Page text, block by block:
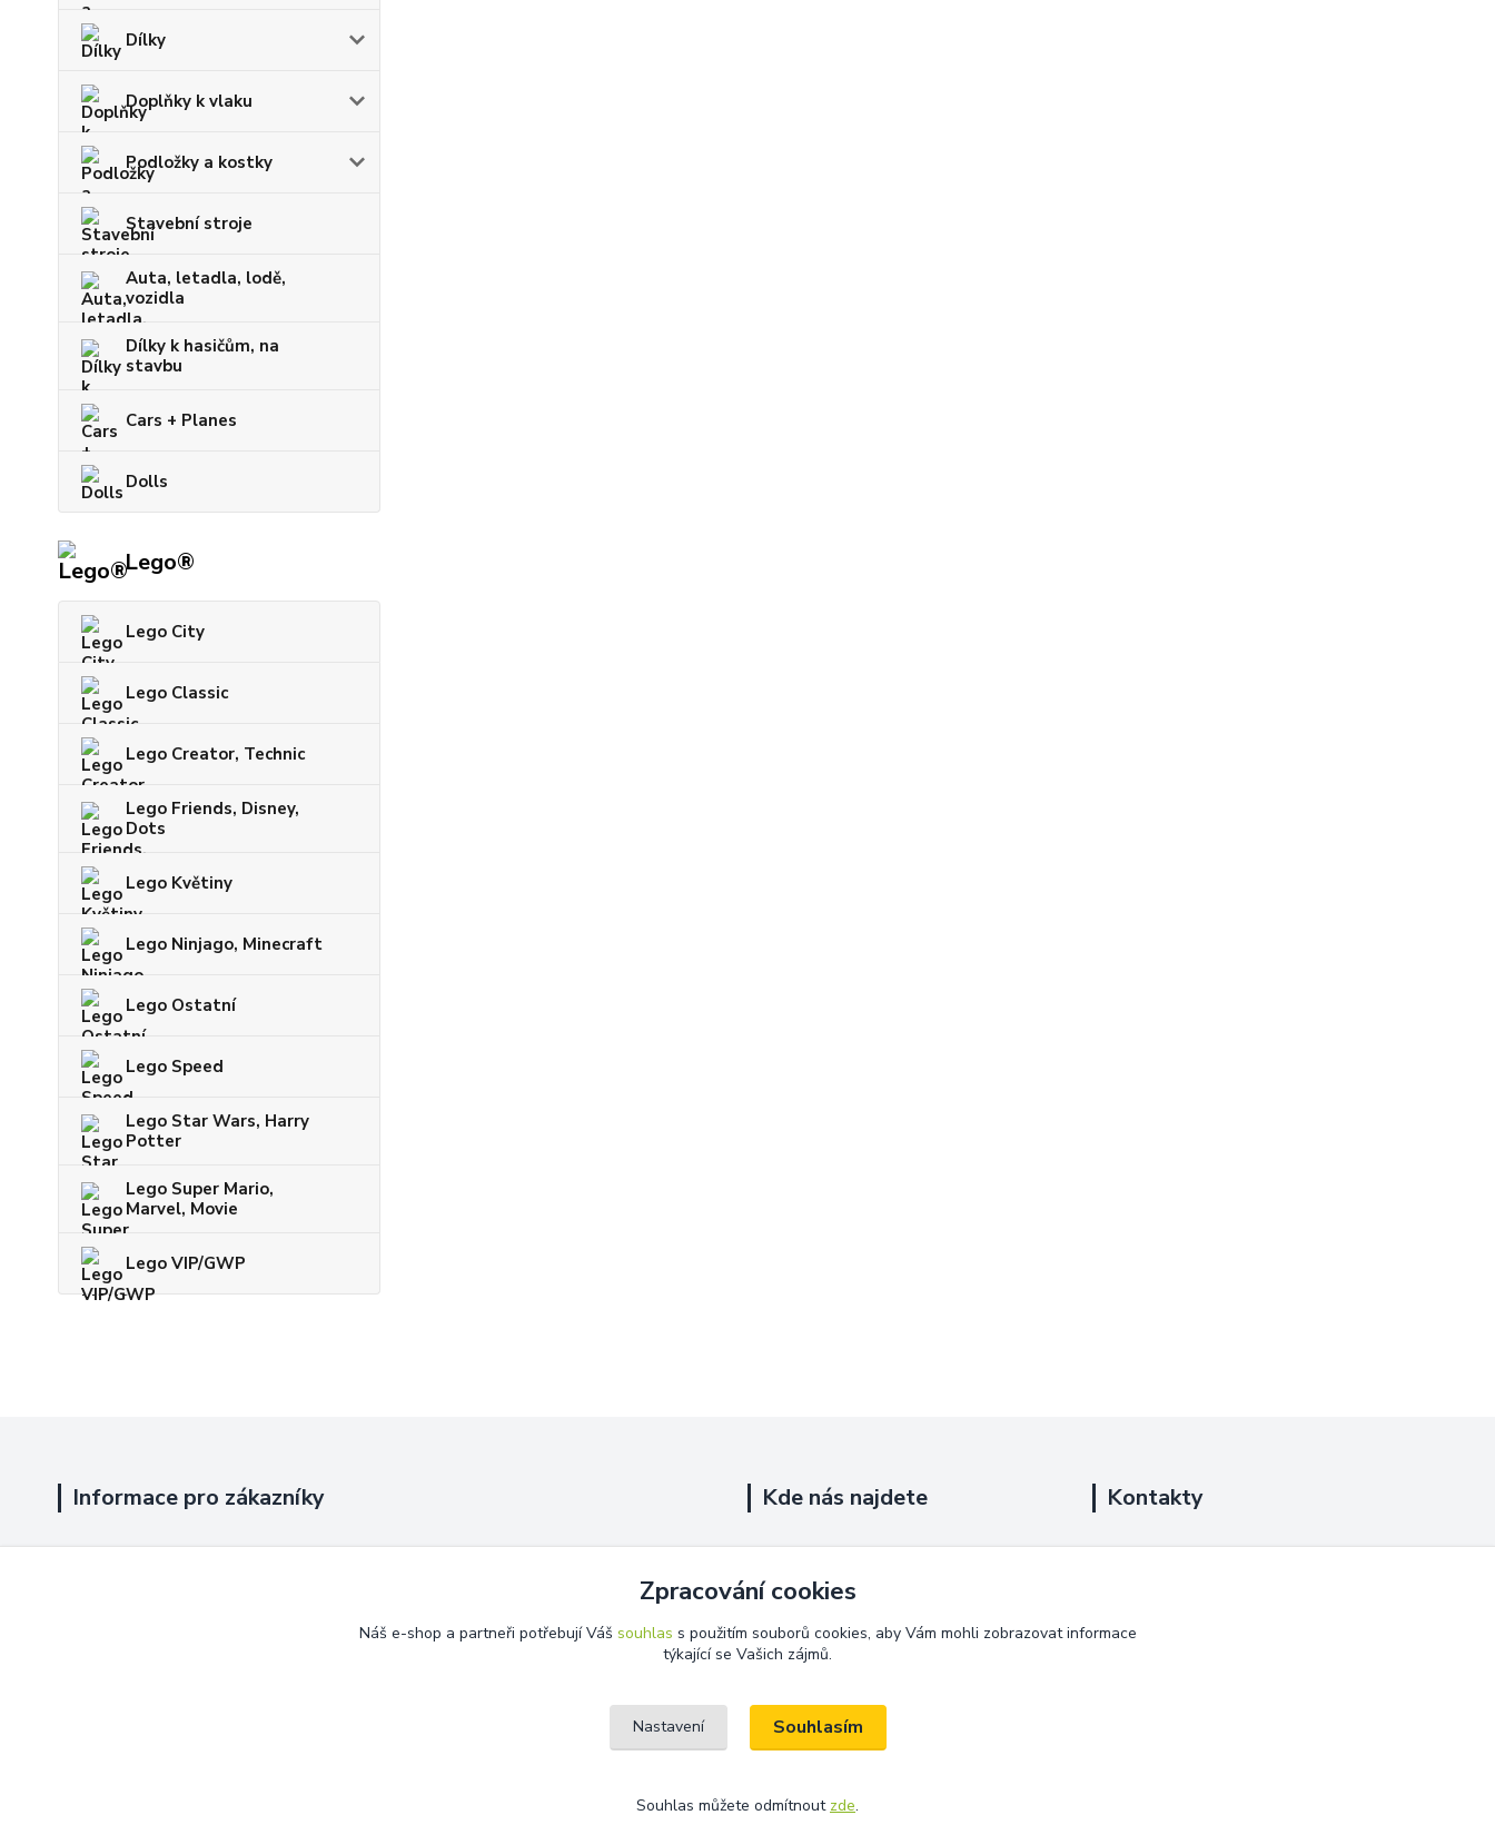
Dílky
Doplňky k vlaku
Podložky a kostky
Stavební stroje
Auta, letadla, lodě,
vozidla
Dílky k hasičům, na
stavbu
Cars + Planes
Dolls
Lego®
Lego City
Lego Classic
Lego Creator, Technic
Lego Friends, Disney,
Dots
Lego Květiny
Lego Ninjago, Minecraft
Lego Ostatní
Lego Speed
Lego Star Wars, Harry
Potter
Lego Super Mario,
Marvel, Movie
Lego VIP/GWP
Informace pro zákazníky Kde nás najdete
Říčany, 251 01
Na této adrese není prodejna.
Kontakty
+420 725 889 873
info@duplarna.cz
Zpracování cookies
Náš e-shop a partneři potřebují Váš souhlas s použitím souborů cookies, aby Vám mohli zobrazovat informace
týkající se Vašich zájmů.
Nastavení Souhlasím
Souhlas můžete odmítnout zde.